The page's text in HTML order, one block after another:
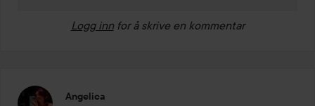
Logg inn for å skrive en kommentar
Angelica